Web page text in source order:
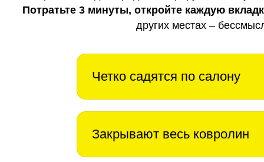
Потратьте 3 минуты, откройте каждую
других местах –
Четко садятся по салону
Закрывают весь ковролин